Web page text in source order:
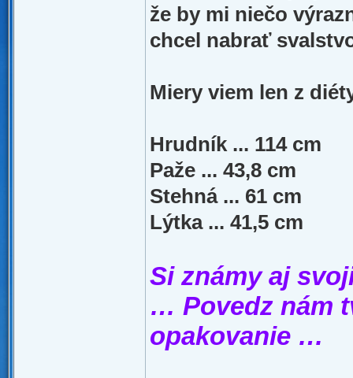
že by mi niečo
chcel nabrať
Miery viem len z
Hrudník ... 114 cm
Paže ... 43,8 cm
Stehná ... 61 cm
Lýtka ... 41,5 cm
Si známy aj
… Povedz nám
opakovanie …